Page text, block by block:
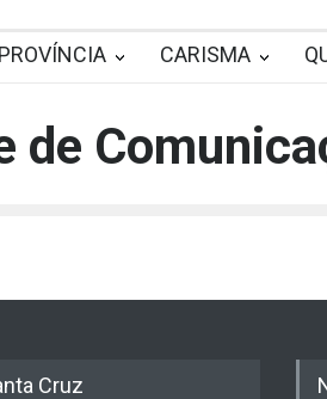
CARISMA
de
Cruz